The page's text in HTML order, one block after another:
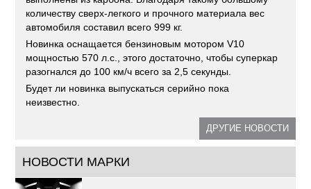
количеству сверх-легкого и прочного материала вес
автомобиля составил всего 999 кг.
Новинка оснащается бензиновым мотором V10
мощностью 570 л.с., этого достаточно, чтобы суперкар
разогнался до 100 км/ч всего за 2,5 секунды.
Будет ли новинка выпускаться серийно пока
неизвестно.
ДРУГИЕ НОВОСТИ
НОВОСТИ МАРКИ